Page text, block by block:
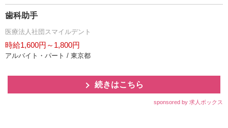
歯科助手
医療法人社団スマイルデント
時給1,600円～1,800円
アルバイト・パート / 東京都
続きはこちら
sponsored by 求人ボックス